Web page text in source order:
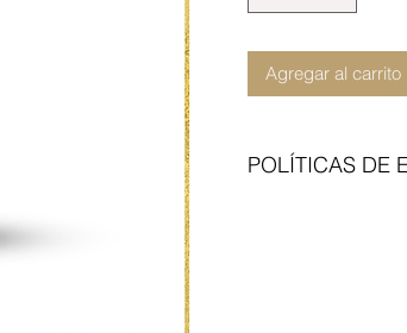
Agregar al carrito
POLÍTICAS DE